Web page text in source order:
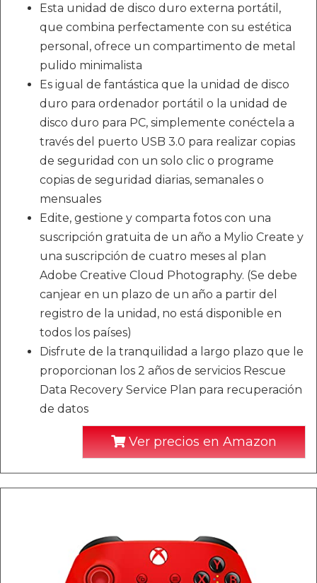
Esta unidad de disco duro externa portátil,
que combina perfectamente con su estética
personal, ofrece un compartimento de metal
pulido minimalista
Es igual de fantástica que la unidad de disco
duro para ordenador portátil o la unidad de
disco duro para PC, simplemente conéctela a
través del puerto USB 3.0 para realizar copias
de seguridad con un solo clic o programe
copias de seguridad diarias, semanales o
mensuales
Edite, gestione y comparta fotos con una
suscripción gratuita de un año a Mylio Create y
una suscripción de cuatro meses al plan
Adobe Creative Cloud Photography. (Se debe
canjear en un plazo de un año a partir del
registro de la unidad, no está disponible en
todos los países)
Disfrute de la tranquilidad a largo plazo que le
proporcionan los 2 años de servicios Rescue
Data Recovery Service Plan para recuperación
de datos
Ver precios en Amazon